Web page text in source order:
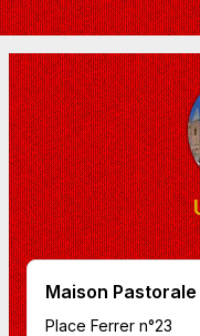
Maison
Place Ferrer n°23